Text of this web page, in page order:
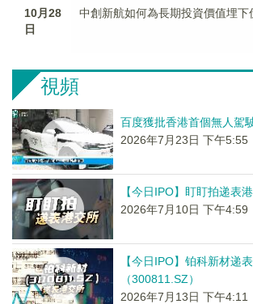
10月28
日
中創新航如何為長期投資價值埋下
視頻
百度獲批香港首個無人駕
2026年7月23日 下午5:55
【今日IPO】盯盯拍递表
2026年7月10日 下午4:59
【今日IPO】铂科新材递
（300811.SZ）
2026年7月13日 下午4:11